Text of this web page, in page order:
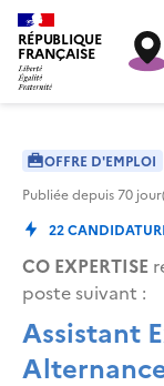
RÉPUBLIQUE
FRANÇAISE
OFFRE D'EMPLOI
Publiée depuis70
22
CO EXPERTISE
poste suivant :
Assistant